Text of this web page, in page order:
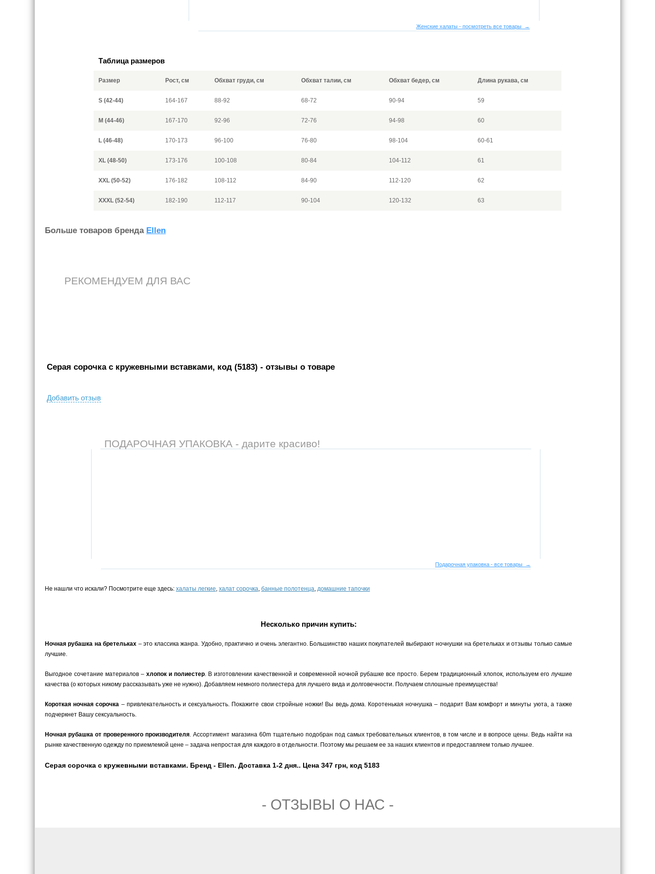
Женские халаты - посмотреть все товары →
Таблица размеров
Размер Рост, см Обхват груди, см Обхват талии, см Обхват бедер, см Длина рукава, см
S (42-44) 164-167 88-92 68-72 90-94 59
M (44-46) 167-170 92-96 72-76 94-98 60
L (46-48) 170-173 96-100 76-80 98-104 60-61
XL (48-50) 173-176 100-108 80-84 104-112 61
XXL (50-52) 176-182 108-112 84-90 112-120 62
XXXL (52-54) 182-190 112-117 90-104 120-132 63
Больше товаров бренда Ellen
РЕКОМЕНДУЕМ ДЛЯ ВАС
Серая сорочка с кружевными вставками, код (5183) - отзывы о товаре
Добавить отзыв
ПОДАРОЧНАЯ УПАКОВКА - дарите красиво!
Подарочная упаковка - все товары →
Не нашли что искали? Посмотрите еще здесь: халаты легкие, халат сорочка, банные полотенца, домашние тапочки
Несколько причин купить:
Ночная рубашка на бретельках – это классика жанра. Удобно, практично и очень элегантно. Большинство наших покупателей выбирают ночнушки на бретельках и отзывы только самые
лучшие.
Выгодное сочетание материалов – хлопок и полиестер. В изготовлении качественной и современной ночной рубашке все просто. Берем традиционный хлопок, используем его лучшие
качества (о которых никому рассказывать уже не нужно). Добавляем немного полиестера для лучшего вида и долговечности. Получаем сплошные преимущества!
Короткая ночная сорочка – привлекательность и сексуальность. Покажите свои стройные ножки! Вы ведь дома. Коротенькая ночнушка – подарит Вам комфорт и минуты уюта, а также
подчеркнет Вашу сексуальность.
Ночная рубашка от проверенного производителя. Ассортимент магазина 60m тщательно подобран под самых требовательных клиентов, в том числе и в вопросе цены. Ведь найти на
рынке качественную одежду по приемлемой цене – задача непростая для каждого в отдельности. Поэтому мы решаем ее за наших клиентов и предоставляем только лучшее.
Серая сорочка с кружевными вставками. Бренд - Ellen. Доставка 1-2 дня.. Цена 347 грн, код 5183
- ОТЗЫВЫ О НАС -